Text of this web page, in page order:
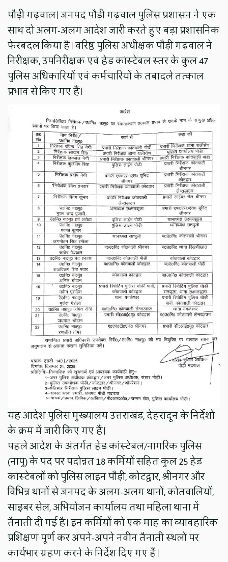
पौड़ी गढ़वाल। जनपद पौड़ी गढ़वाल पुलिस प्रशासन ने एक
साथ दो अलग-अलग आदेश जारी करते हुए बड़ा प्रशासनिक
फेरबदल किया है। वरिष्ठ पुलिस अधीक्षक पौड़ी गढ़वाल ने
निरीक्षक, उपनिरीक्षक एवं हेड कांस्टेबल स्तर के कुल 47
पुलिस अधिकारियों एवं कर्मचारियों के तबादले तत्काल
प्रभाव से किए गए हैं।
यह आदेश पुलिस मुख्यालय उत्तराखंड, देहरादून के निर्देशों
के क्रम में जारी किए गए हैं।
पहले आदेश के अंतर्गत हेड कांस्टेबल/नागरिक पुलिस
(नापु) के पद पर पदोन्नत 18 कर्मियों सहित कुल 25 हेड
कांस्टेबलों को पुलिस लाइन पौड़ी, कोटद्वार, श्रीनगर और
विभिन्न थानों से जनपद के अलग-अलग थानों, कोतवालियों,
साइबर सेल, अभियोजन कार्यालय तथा महिला थाना में
तैनाती दी गई है। इन कर्मियों को एक माह का व्यावहारिक
प्रशिक्षण पूर्ण कर अपने-अपने नवीन तैनाती स्थलों पर
कार्यभार ग्रहण करने के निर्देश दिए गए हैं।